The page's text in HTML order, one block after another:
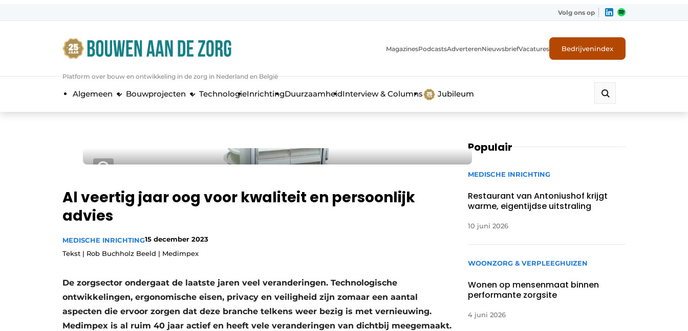
Algemene voorwaarden
Jaarboek
Nieuwsbrief
Podcasts
Privacy / Cookie statement
Vacature aanmelden
Video’s
Volg ons op
Platform over bouw en ontwikkeling in de zorg in Nederland en België
MagazinesPodcastsAdverterenNieuwsbriefVacatures Bedrijvenindex
Algemeen Bouwprojecten TechnologieInrichtingDuurzaamheidInterview & Columns Jubileum
Al veertig jaar oog voor kwaliteit en persoonlijk
advies
MEDISCHE INRICHTING15 december 2023
Tekst | Rob Buchholz Beeld | Medimpex
De zorgsector ondergaat de laatste jaren veel veranderingen. Technologische
ontwikkelingen, ergonomische eisen, privacy en veiligheid zijn zomaar een aantal
aspecten die ervoor zorgen dat deze branche telkens weer bezig is met vernieuwing.
Medimpex is al ruim 40 jaar actief en heeft vele veranderingen van dichtbij meegemaakt.
Populair
MEDISCHE INRICHTING
Restaurant van Antoniushof krijgt
warme, eigentijdse uitstraling
10 juni 2026
WOONZORG & VERPLEEGHUIZEN
Wonen op mensenmaat binnen
performante zorgsite
4 juni 2026